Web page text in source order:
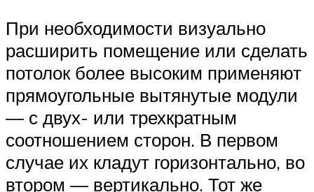
При необходимости визуально
расширить помещение или сделать
потолок более высоким применяют
прямоугольные вытянутые модули
— с двух- или трехкратным
соотношением сторон. В первом
случае их кладут горизонтально, во
втором — вертикально. Тот же